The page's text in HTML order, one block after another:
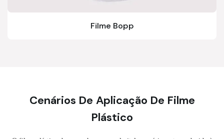
Filme Bopp
Cenários De Aplicação De Filme
Plástico